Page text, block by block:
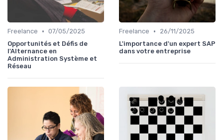
Freelance • 07/05/2025
Opportunités et Défis de
l'Alternance en
Administration Système et
Réseau
Freelance •
26/11/2025
L'importance d'un expert SAP
dans votre entreprise